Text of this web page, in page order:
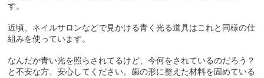
す。
近頃、ネイルサロンなどで見かける青く光る道具はこれと同様の仕
組みを使っています。
なんだか青い光を照らされてるけど、今何をされているのだろう？
と不安な方、安心してください。歯の形に整えた材料を固めている